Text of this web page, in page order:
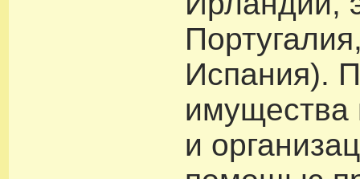
Испания).
имущества
и